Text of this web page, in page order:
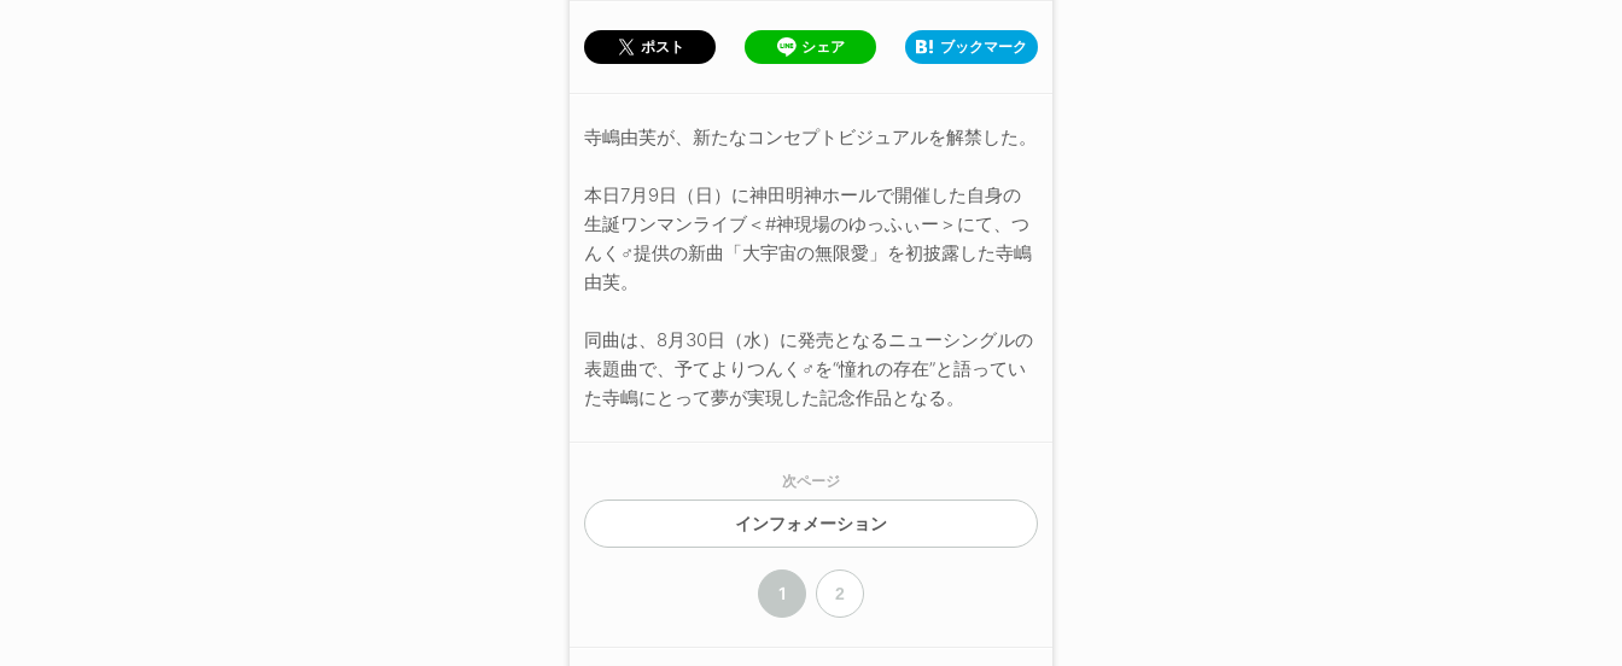
ポスト シェア ブックマーク
寺嶋由芙が、新たなコンセプトビジュアルを解禁した。
本日7月9日（日）に神田明神ホールで開催した自身の
生誕ワンマンライブ＜#神現場のゆっふぃー＞にて、つ
んく♂提供の新曲「大宇宙の無限愛」を初披露した寺嶋
由芙。
同曲は、8月30日（水）に発売となるニューシングルの
表題曲で、予てよりつんく♂を“憧れの存在”と語ってい
た寺嶋にとって夢が実現した記念作品となる。
次ページ
インフォメーション
1 2